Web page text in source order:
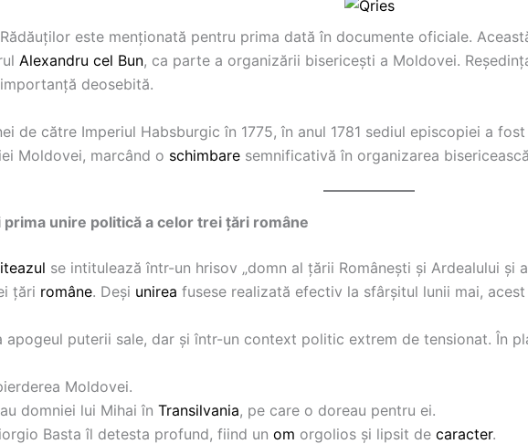
este menționată pentru prima dată în documente oficiale.
Alexandru cel Bun, ca parte a organizării bisericești a Moldovei.
deosebită.
de către Imperiul Habsburgic în 1775, în anul 1781 sediul episcopiei a
Moldovei, marcând o schimbare semnificativă în organizarea
unire politică a celor trei țări române
se intitulează într-un hrisov „domn al țării Românești și Ardealului
țări române. Deși unirea fusese realizată efectiv la sfârșitul lunii mai,
apogeul puterii sale, dar și într-un context politic extrem de tensionat. În
Moldovei.
domniei lui Mihai în Transilvania, pe care o doreau pentru ei.
Basta îl detesta profund, fiind un om orgolios și lipsit de caracter.